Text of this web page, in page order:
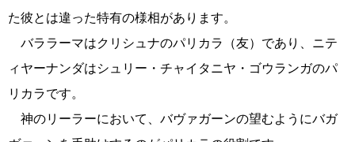
た彼とは違った特有の様相があります。
バララーマはクリシュナのパリカラ（友）であり、ニテ
ィヤーナンダはシュリー・チャイタニヤ・ゴウランガのパ
リカラです。
神のリーラーにおいて、バヴァガーンの望むようにバガ